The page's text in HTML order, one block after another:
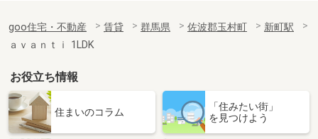
goo住宅・不動産 賃貸 群馬県 佐波郡玉村町
新町駅
ａｖａｎｔｉ 1LDK
お役立ち情報
住まいのコラム
「住みたい街」
を見つけよう